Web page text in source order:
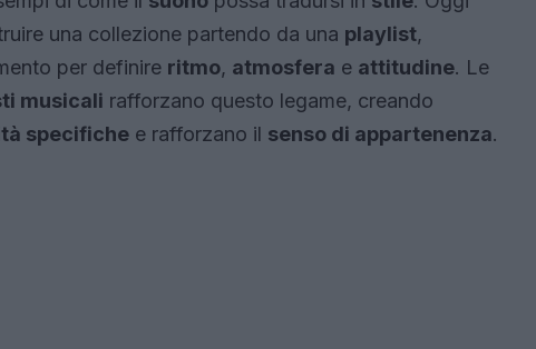
una collezione partendo da una playlist,
per definire ritmo, atmosfera e attitudine. Le
musicali rafforzano questo legame, creando
specifiche e rafforzano il senso di appartenenza.